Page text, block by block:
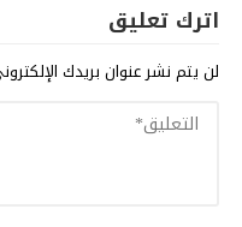
اترك تعليق
لن يتم نشر عنوان بريدك